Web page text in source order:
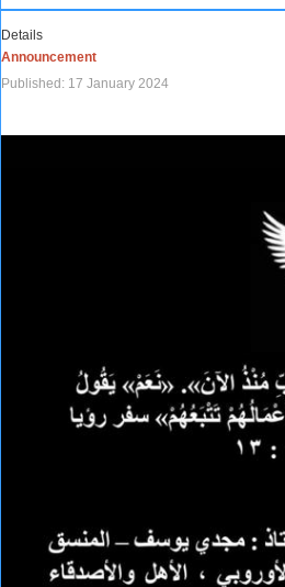
Details
Announcement
Published: 17 January 2024